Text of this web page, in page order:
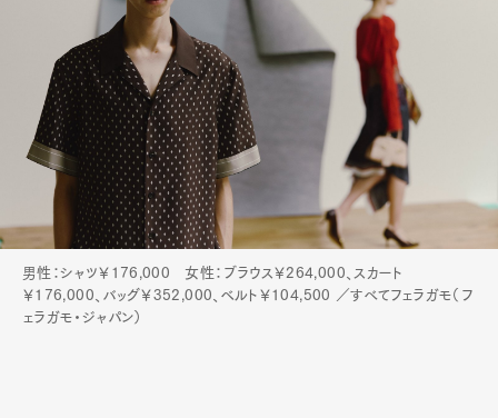
男性：シャツ￥176,000 女性：ブラウス￥264,000、スカート
￥176,000、バッグ￥352,000、ベルト￥104,500 ／すべてフェラガモ（フ
ェラガモ・ジャパン）